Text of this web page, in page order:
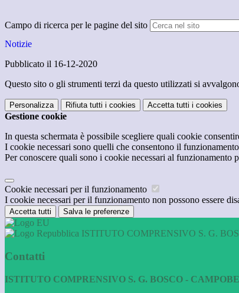
Campo di ricerca per le pagine del sito
Notizie
Pubblicato il 16-12-2020
Questo sito o gli strumenti terzi da questo utilizzati si
Personalizza Rifiuta tutti i cookies Accetta tutti i cookies
Gestione cookie
In questa schermata è possibile scegliere quali cookie
I cookie necessari sono quelli che consentono il
Per conoscere quali sono i cookie necessari al funzionamento
Cookie necessari per il funzionamento
I cookie necessari per il funzionamento non possono essere
Accetta tutti Salva le preferenze
ISTITUTO COMPRENSIVO S. G.
Contatti
ISTITUTO COMPRENSIVO S. G. BOSCO -